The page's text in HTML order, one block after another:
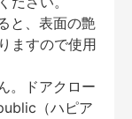
と、表面の艶
ますので使用
。ドアクロー
（ハピア